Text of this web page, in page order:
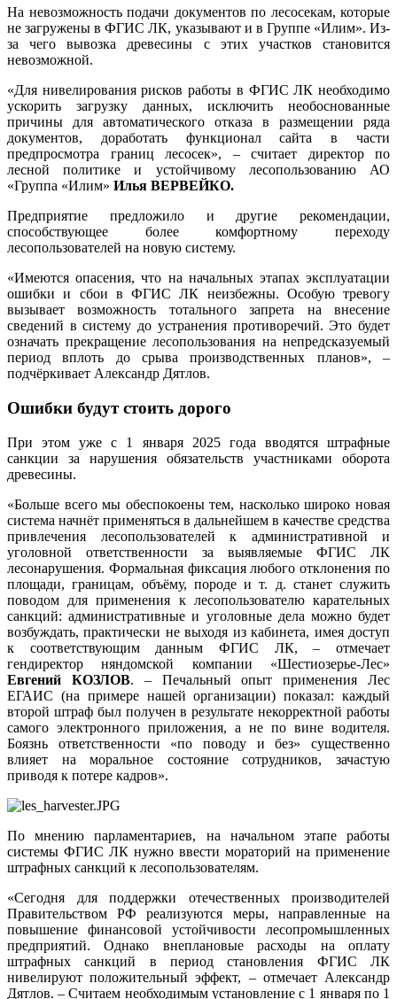
На невозможность подачи документов по лесосекам, которые
не загружены в ФГИС ЛК, указывают и в Группе «Илим». Из-
за чего вывозка древесины с этих участков становится
невозможной.
«Для нивелирования рисков работы в ФГИС ЛК необходимо
ускорить загрузку данных, исключить необоснованные
причины для автоматического отказа в размещении ряда
документов, доработать функционал сайта в части
предпросмотра границ лесосек», – считает директор по
лесной политике и устойчивому лесопользованию АО
«Группа «Илим» Илья ВЕРВЕЙКО.
Предприятие предложило и другие рекомендации,
способствующее более комфортному переходу
лесопользователей на новую систему.
«Имеются опасения, что на начальных этапах эксплуатации
ошибки и сбои в ФГИС ЛК неизбежны. Особую тревогу
вызывает возможность тотального запрета на внесение
сведений в систему до устранения противоречий. Это будет
означать прекращение лесопользования на непредсказуемый
период вплоть до срыва производственных планов», –
подчёркивает Александр Дятлов.
Ошибки будут стоить дорого
При этом уже с 1 января 2025 года вводятся штрафные
санкции за нарушения обязательств участниками оборота
древесины.
«Больше всего мы обеспокоены тем, насколько широко новая
система начнёт применяться в дальнейшем в качестве средства
привлечения лесопользователей к административной и
уголовной ответственности за выявляемые ФГИС ЛК
лесонарушения. Формальная фиксация любого отклонения по
площади, границам, объёму, породе и т. д. станет служить
поводом для применения к лесопользователю карательных
санкций: административные и уголовные дела можно будет
возбуждать, практически не выходя из кабинета, имея доступ
к соответствующим данным ФГИС ЛК, – отмечает
гендиректор няндомской компании «Шестиозерье-Лес»
Евгений КОЗЛОВ. – Печальный опыт применения Лес
ЕГАИС (на примере нашей организации) показал: каждый
второй штраф был получен в результате некорректной работы
самого электронного приложения, а не по вине водителя.
Боязнь ответственности «по поводу и без» существенно
влияет на моральное состояние сотрудников, зачастую
приводя к потере кадров».
По мнению парламентариев, на начальном этапе работы
системы ФГИС ЛК нужно ввести мораторий на применение
штрафных санкций к лесопользователям.
«Сегодня для поддержки отечественных производителей
Правительством РФ реализуются меры, направленные на
повышение финансовой устойчивости лесопромышленных
предприятий. Однако внеплановые расходы на оплату
штрафных санкций в период становления ФГИС ЛК
нивелируют положительный эффект, – отмечает Александр
Дятлов. – Считаем необходимым установление с 1 января по 1